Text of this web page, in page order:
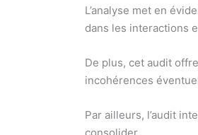
L’analyse met en
dans les interactions
De plus, cet audit
incohérences
Par ailleurs, l’audit